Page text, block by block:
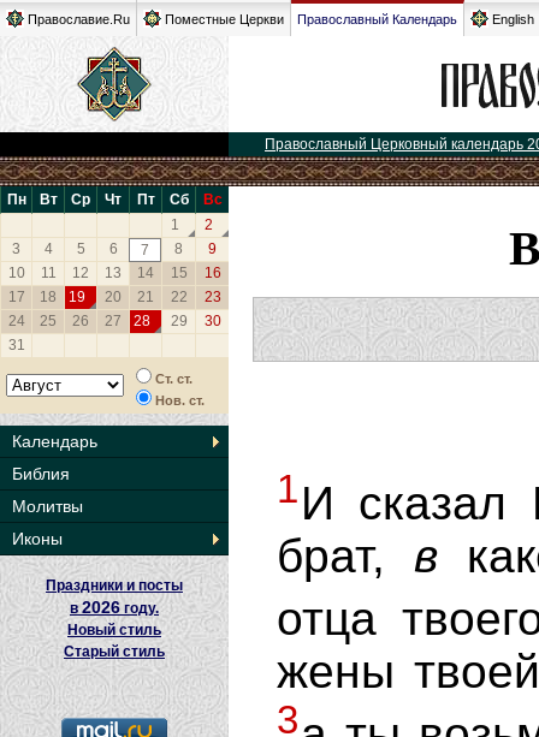
Православие.Ru Поместные Церкви Православный Календарь English
Православный Церковный календарь
Пн Вт Ср Чт Пт Сб
Вс
1
2
3
4 5 6 7 8
9
10
11 12 13 14 15
16
17
18 19 20 21 22
23
24
25 26 27 28 29
30
31
Ст. ст.
Нов. ст.
Календарь
Библия
Молитвы
Иконы
Праздники и посты
в2026 году.
Новый стиль
Старый стиль
1И сказал
брат,в
отца
жены
3